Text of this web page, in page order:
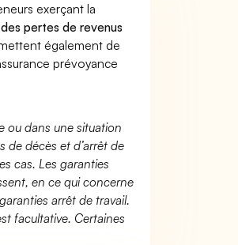
exerçant la
pertes de revenus
également de
prévoyance
ou dans une situation
décès et d’arrêt de
cas. Les garanties
en ce qui concerne
arrêt de travail.
facultative. Certaines